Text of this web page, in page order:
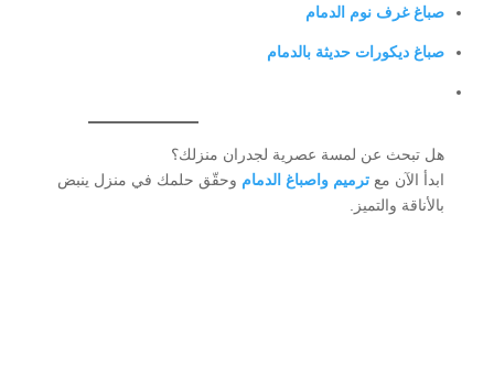
صباغ غرف نوم الدمام
صباغ ديكورات حديثة بالدمام
هل تبحث عن لمسة عصرية لجدران منزلك؟
ابدأ الآن مع ترميم واصباغ الدمام وحقّق حلمك في منزل ينبض
بالأناقة والتميز.